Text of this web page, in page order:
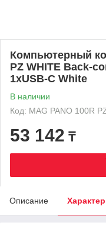
Компьютерный
PZ WHITE Back-
1xUSB-C White
В наличии
Код: MAG PANO 100R
53 142 ₸
Описание